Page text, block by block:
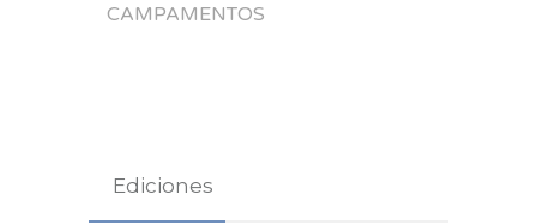
CAMPAMENTOS
Ediciones